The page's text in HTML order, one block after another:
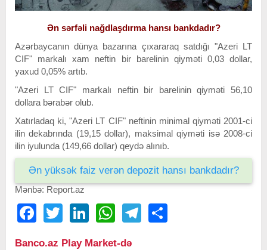
Ən sərfəli nağdlaşdırma hansı bankdadır?
Azərbaycanın dünya bazarına çıxararaq satdığı "Azeri LT
CIF" markalı xam neftin bir barelinin qiyməti 0,03 dollar,
yaxud 0,05% artıb.
"Azeri LT CIF" markalı neftin bir barelinin qiyməti 56,10
dollara bərabər olub.
Xatırladaq ki, "Azeri LT CIF" neftinin minimal qiyməti 2001-ci
ilin dekabrında (19,15 dollar), maksimal qiyməti isə 2008-ci
ilin iyulunda (149,66 dollar) qeydə alınıb.
Ən yüksək faiz verən depozit hansı bankdadır?
Mənbə: Report.az
FacebookTwitter LinkedIn WhatsAppTelegram
Banco.az Play Market-də